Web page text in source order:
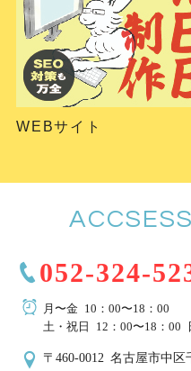
WEBサイト
052-324-
月〜金 10：00〜18：00
土・祝日 12：00〜18：00
〒460-0012 名古屋市中区